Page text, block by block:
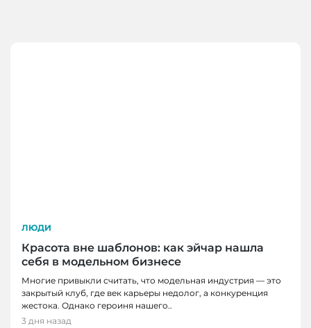
ЛЮДИ
Красота вне шаблонов: как эйчар нашла
себя в модельном бизнесе
Многие привыкли считать, что модельная индустрия — это
закрытый клуб, где век карьеры недолог, а конкуренция
жестока. Однако героиня нашего..
3 дня назад